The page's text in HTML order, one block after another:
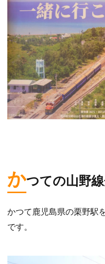
かつての山野
かつて鹿児島県の栗野駅
です。